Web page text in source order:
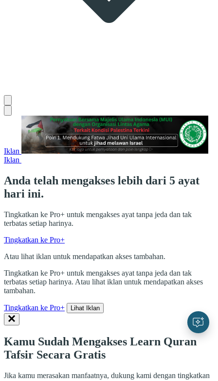
Iklan
Iklan
Anda telah mengakses lebih dari 5 ayat
hari ini.
Tingkatkan ke Pro+ untuk mengakses ayat tanpa jeda dan tak
terbatas setiap harinya.
Tingkatkan ke Pro+
Atau lihat iklan untuk mendapatkan akses tambahan.
Tingkatkan ke Pro+ untuk mengakses ayat tanpa jeda dan tak
terbatas setiap harinya. Atau lihat iklan untuk mendapatkan akses
tambahan.
Tingkatkan ke Pro+ Lihat Iklan
Kamu Sudah Mengakses Learn Quran
Tafsir Secara Gratis
Jika kamu merasakan manfaatnya, dukung kami dengan tingkatkan